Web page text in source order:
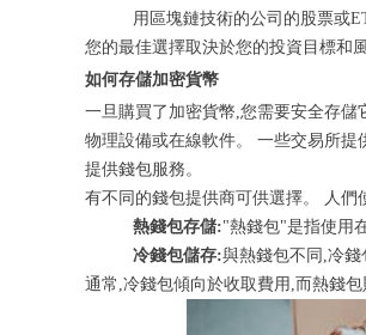
用區塊鏈技術的公司的股票或
您的最佳選擇取決於您的投資目標和
如何存儲加密貨幣
一旦購買了加密貨幣,您需要安全存
物理設備或在線軟件。 一些交易所
提供錢包服務。
有不同的錢包提供商可供選擇。 人
熱錢包存儲:"熱錢包"是指使用
冷錢包儲存:與熱錢包不同,冷錢
通常,冷錢包傾向於收取費用,而熱錢包